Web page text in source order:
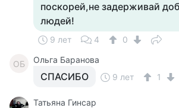
поскорей,не задерживай
людей!
9 лет 4 0
ОБ Ольга Баранова
СПАСИБО 9 лет 1
Татьяна Гинсар